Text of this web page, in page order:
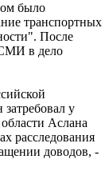
было
транспортных
После
в дело
у
Аслана
расследования
доводов, -